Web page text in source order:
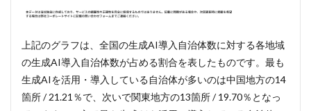
上記のグラフは、全国の生成AI導入自治体数に対する各地域
の生成AI導入自治体数が占める割合を表したものです。最も
生成AIを活用・導入している自治体が多いのは中国地方の14
箇所 / 21.21％で、次いで関東地方の13箇所 / 19.70％となっ